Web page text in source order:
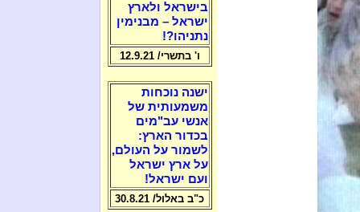
בישראל ולארץ
ישראל – מבנימין
נתניהו?!
ו' בתשרי/ 12.9.21
ישנה נוכחות
משמעותית של
אנשי עב"מים
בכדור הארץ:
לשמור על העולם,
על ארץ ישראל
ועם ישראל!
כ"ב באלול/ 30.8.21